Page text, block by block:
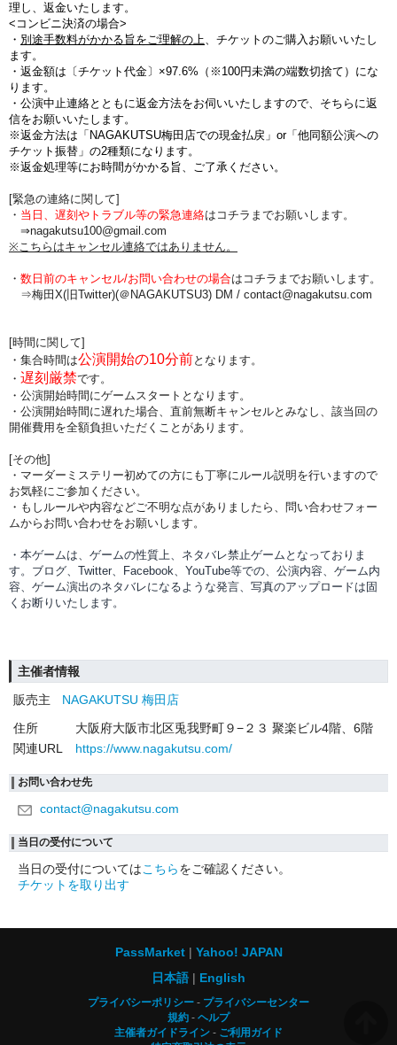
理し、返金いたします。
<コンビニ決済の場合>
・ 別途手数料がかかる旨をご理解の上、チケットのご購入お願いいたし
ます。
・ 返金額は〔チケット代金〕×97.6%（※100円未満の端数切捨て ）にな
ります。
・公演中止連絡とともに返金方法をお伺いいたしますので、そちらに返
信をお願いいたします。
※返金方法は「NAGAKUTSU梅田店での現金払戻」or「他同額公演への
チケット振替」の2種類になります。
※返金処理等にお時間がかかる旨、ご了承ください。
[緊急の連絡に関して]
・ 当日、遅刻やトラブル等の緊急連絡はコチラまでお願いします。
⇒nagakutsu100@gmail.com
※こちらはキャンセル連絡ではありません。
・ 数日前のキャンセル/お問い合わせの場合は コチラまでお願いします。
⇒梅田X(旧Twitter)(＠NAGAKUTSU3) DM / contact@nagakutsu.com
[時間に関して]
・集合時間は公演開始の10分前となります。
・ 遅刻厳禁です。
・公演開始時間にゲームスタートとなります。
・公演開始時間に遅れた場合、直前無断キャンセルとみなし、該当回の
開催費用を全額負担いただくことがあります。
[その他]
・マーダーミステリー初めての方にも丁寧にルール説明を行いますので
お気軽にご参加ください。
・もしルールや内容などご不明な点がありましたら、問い合わせフォー
ムからお問い合わせをお願いします。
・本ゲームは、ゲームの性質上、ネタバレ禁止ゲームとなっておりま
す。ブログ、Twitter、Facebook、YouTube等での、 公演内容、 ゲーム内
容、ゲーム演出のネタバレになるような発言、写真のアップロードは固
くお断りいたします。
主催者情報
販売主
NAGAKUTSU 梅田店
住所
大阪府大阪市北区兎我野町９−２３ 聚楽ビル4階、6階
関連URL
https://www.nagakutsu.com/
お問い合わせ先
contact@nagakutsu.com
当日の受付について
当日の受付についてはこちらをご確認ください。
チケットを取り出す
PassMarket
Yahoo! JAPAN
日本語
English
プライバシーポリシー
プライバシーセンター
規約
ヘルプ
主催者ガイドライン
ご利用ガイド